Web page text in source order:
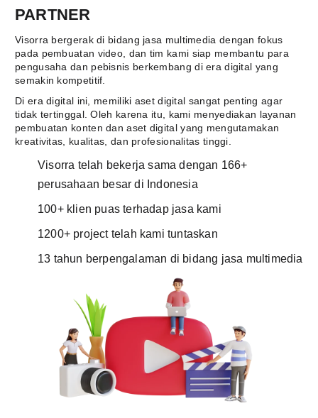
PARTNER
Visorra bergerak di bidang jasa multimedia dengan fokus
pada pembuatan video, dan tim kami siap membantu para
pengusaha dan pebisnis berkembang di era digital yang
semakin kompetitif.
Di era digital ini, memiliki aset digital sangat penting agar
tidak tertinggal. Oleh karena itu, kami menyediakan layanan
pembuatan konten dan aset digital yang mengutamakan
kreativitas, kualitas, dan profesionalitas tinggi.
Visorra telah bekerja sama dengan 166+
perusahaan besar di Indonesia
100+ klien puas terhadap jasa kami
1200+ project telah kami tuntaskan
13 tahun berpengalaman di bidang jasa multimedia